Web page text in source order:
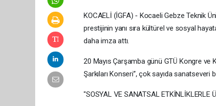
KOCAELİ (İGFA) - Kocaeli Gebze Teknik
prestijinin yanı sıra kültürel ve sosyal
daha imza attı.
20 Mayıs Çarşamba günü GTÜ Kongre ve
Şarkıları Konseri”, çok sayıda sanatseveri
"SOSYAL VE SANATSAL ETKİNLİKLERLE